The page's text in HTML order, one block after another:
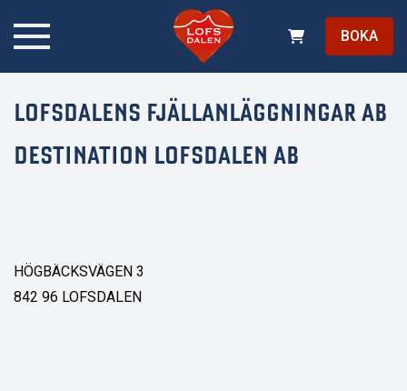
BOKA
LOFSDALENS FJÄLLANLÄGGNINGAR AB
DESTINATION LOFSDALEN AB
HÖGBÄCKSVÄGEN 3
842 96 LOFSDALEN